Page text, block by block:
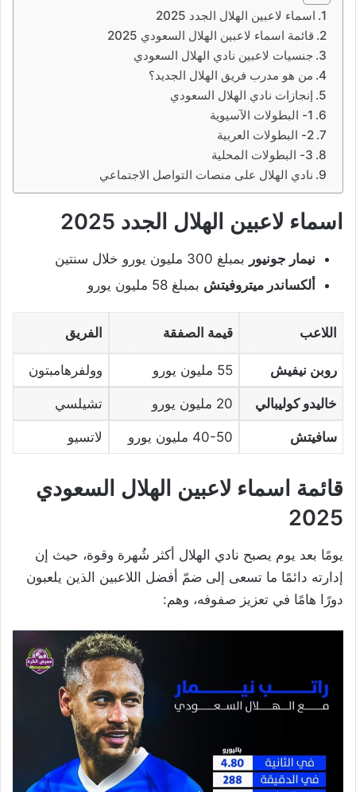
اسماء لاعبين الهلال الجدد 2025
قائمة اسماء لاعبين الهلال السعودي 2025
جنسيات لاعبين نادي الهلال السعودي
من هو مدرب فريق الهلال الجديد؟
إنجازات نادي الهلال السعودي
1- البطولات الآسيوية
2- البطولات العربية
3- البطولات المحلية
نادي الهلال على منصات التواصل الاجتماعي
اسماء لاعبين الهلال الجدد 2025
نيمار جونيور بمبلغ 300 مليون يورو خلال سنتين
ألكساندر ميتروفيتش بمبلغ 58 مليون يورو
اللاعب قيمة الصفقة الفريق
روبن نيفيش 55 مليون يورو وولفرهامبتون
خاليدو كوليبالي 20 مليون يورو تشيلسي
سافيتش 40-50 مليون يورو لاتسيو
قائمة اسماء لاعبين الهلال السعودي
2025
يومًا بعد يوم يصبح نادي الهلال أكثر شُهرة وقوة، حيث إن
إدارته دائمًا ما تسعى إلى ضمّ أفضل اللاعبين الذين يلعبون
دورًا هامًا في تعزيز صفوفه، وهم: